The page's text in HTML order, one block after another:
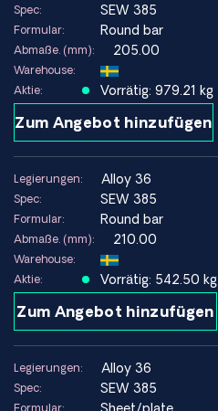
Spec: SEW 385
Formular: Round bar
Abmaße. (mm): 205.00
Warehouse:
Aktie:
Vorrätig: 979.21 kg
Zum Angebot hinzufügen
Legierungen: alloy 36
Spec: SEW 385
Formular: Round bar
Abmaße. (mm): 210.00
Warehouse:
Aktie:
Vorrätig: 542.50 kg
Zum Angebot hinzufügen
Legierungen: alloy 36
Spec: SEW 385
Formular: